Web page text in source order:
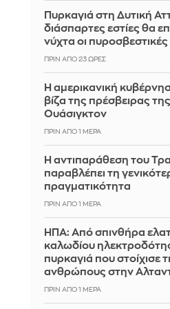
Πυρκαγιά στη Δυτική
διάσπαρτες εστίες θα
νύχτα οι πυροσβεστικές
ΠΡΙΝ ΑΠΌ 23 ΏΡΕΣ
Η αμερικανική
βίζα της πρέσβειρας
Ουάσιγκτον
ΠΡΙΝ ΑΠΌ 1 ΜΈΡΑ
Η αντιπαράθεση του
παραβλέπει τη
πραγματικότητα
ΠΡΙΝ ΑΠΌ 1 ΜΈΡΑ
ΗΠΑ: Από σπινθήρα
καλωδίου
πυρκαγιά που στοίχισε
ανθρώπους στην
ΠΡΙΝ ΑΠΌ 1 ΜΈΡΑ